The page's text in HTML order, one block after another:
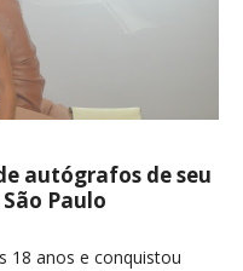
autógrafos de seu
Paulo
18 anos e conquistou